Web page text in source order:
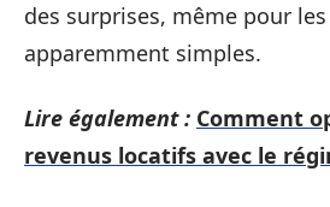
des surprises, même pour
apparemment simples.
Lire également : Comment
revenus locatifs avec le